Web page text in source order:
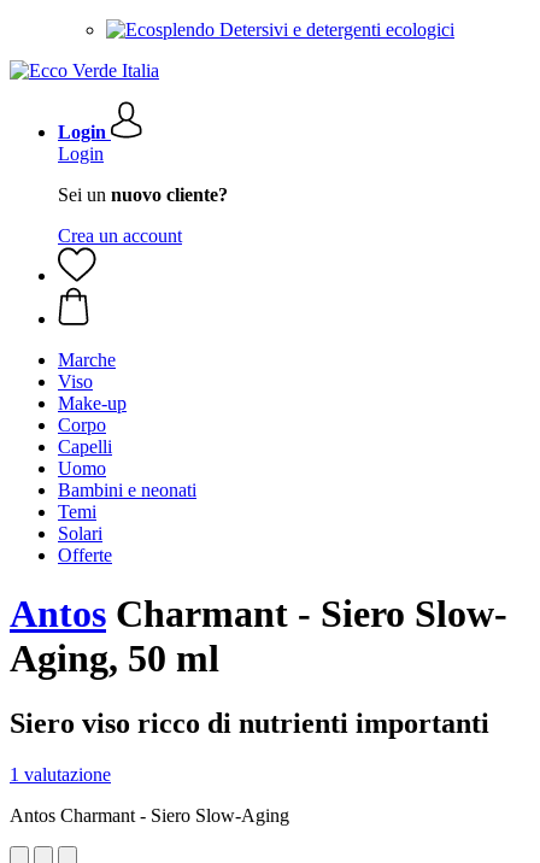
Detersivi e detergenti ecologici
Login
Login
Sei un nuovo cliente?
Crea un account
Marche
Viso
Make-up
Corpo
Capelli
Uomo
Bambini e neonati
Temi
Solari
Offerte
Antos Charmant - Siero Slow-
Aging, 50 ml
Siero viso ricco di nutrienti importanti
1 valutazione
Antos Charmant - Siero Slow-Aging